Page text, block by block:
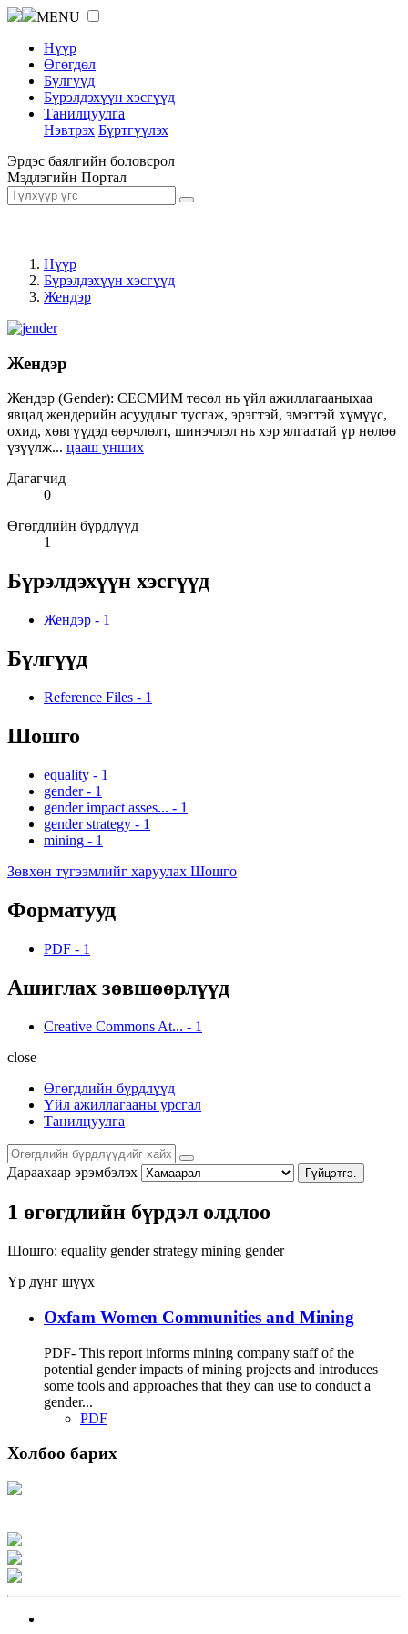
MENU
Нүүр
Өгөгдөл
Бүлгүүд
Бүрэлдэхүүн хэсгүүд
Танилцуулга
Нэвтрэх Бүртгүүлэх
Эрдэс баялгийн боловсрол
Мэдлэгийн Портал
Нүүр
Бүрэлдэхүүн хэсгүүд
Жендэр
Жендэр
Жендэр (Gender): СЕСМИМ төсөл нь үйл ажиллагааныхаа
явцад жендерийн асуудлыг тусгаж, эрэгтэй, эмэгтэй хүмүүс,
охид, хөвгүүдэд өөрчлөлт, шинэчлэл нь хэр ялгаатай үр нөлөө
үзүүлж... цааш унших
Дагагчид
0
Өгөгдлийн бүрдлүүд
1
Бүрэлдэхүүн хэсгүүд
Жендэр - 1
Бүлгүүд
Reference Files - 1
Шошго
equality - 1
gender - 1
gender impact asses... - 1
gender strategy - 1
mining - 1
Зөвхөн түгээмлийг харуулах Шошго
Форматууд
PDF - 1
Ашиглах зөвшөөрлүүд
Creative Commons At... - 1
close
Өгөгдлийн бүрдлүүд
Үйл ажиллагааны урсгал
Танилцуулга
Дараахаар эрэмбэлэх Гүйцэтгэ.
1 өгөгдлийн бүрдэл олдлоо
Шошго: equality gender strategy mining gender
Үр дүнг шүүх
Oxfam Women Communities and Mining
PDF- This report informs mining company staff of the
potential gender impacts of mining projects and introduces
some tools and approaches that they can use to conduct a
gender...
PDF
Холбоо барих